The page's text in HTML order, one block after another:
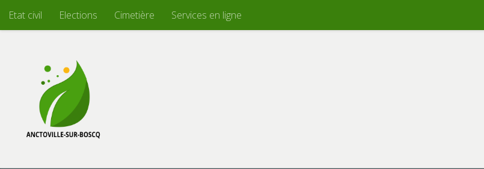
Skip to content
Etat civil Elections Cimetière Services en ligne